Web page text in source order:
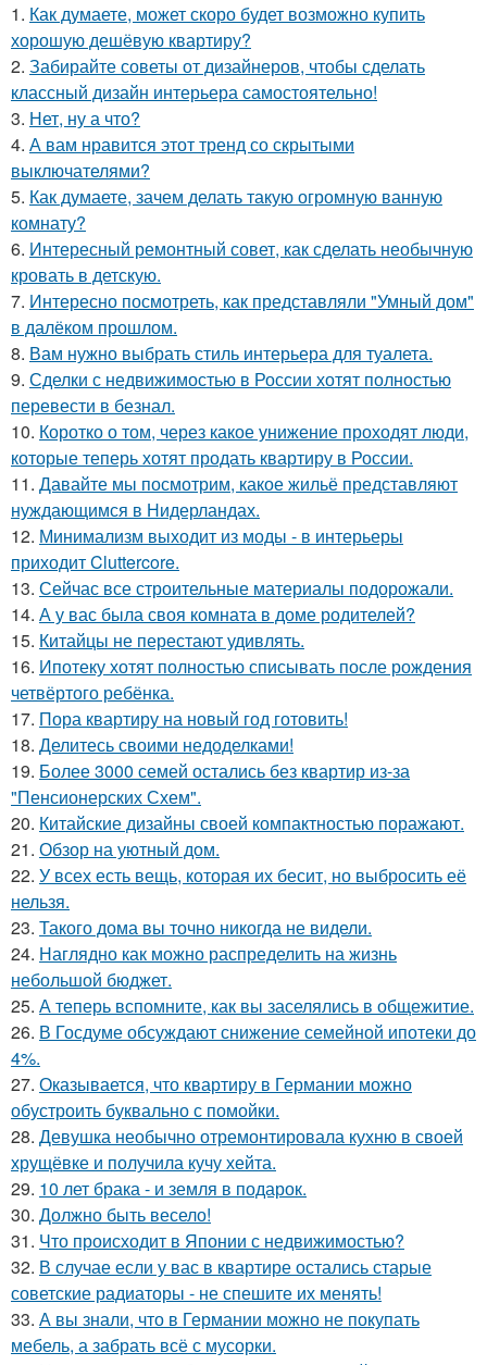
1. Как думаете, может скоро будет возможно купить
хорошую дешёвую квартиру?
2. Забирайте советы от дизайнеров, чтобы сделать
классный дизайн интерьера самостоятельно!
3. Нет, ну а что?
4. А вам нравится этот тренд со скрытыми
выключателями?
5. Как думаете, зачем делать такую огромную ванную
комнату?
6. Интересный ремонтный совет, как сделать необычную
кровать в детскую.
7. Интересно посмотреть, как представляли "Умный дом"
в далёком прошлом.
8. Вам нужно выбрать стиль интерьера для туалета.
9. Сделки с недвижимостью в России хотят полностью
перевести в безнал.
10. Коротко о том, через какое унижение проходят люди,
которые теперь хотят продать квартиру в России.
11. Давайте мы посмотрим, какое жильё представляют
нуждающимся в Нидерландах.
12. Минимализм выходит из моды - в интерьеры
приходит Cluttercore.
13. Сейчас все строительные материалы подорожали.
14. А у вас была своя комната в доме родителей?
15. Китайцы не перестают удивлять.
16. Ипотеку хотят полностью списывать после рождения
четвёртого ребёнка.
17. Пора квартиру на новый год готовить!
18. Делитесь своими недоделками!
19. Более 3000 семей остались без квартир из-за
"Пенсионерских Схем".
20. Китайские дизайны своей компактностью поражают.
21. Обзор на уютный дом.
22. У всех есть вещь, которая их бесит, но выбросить её
нельзя.
23. Такого дома вы точно никогда не видели.
24. Наглядно как можно распределить на жизнь
небольшой бюджет.
25. А теперь вспомните, как вы заселялись в общежитие.
26. В Госдуме обсуждают снижение семейной ипотеки до
4%.
27. Оказывается, что квартиру в Германии можно
обустроить буквально с помойки.
28. Девушка необычно отремонтировала кухню в своей
хрущёвке и получила кучу хейта.
29. 10 лет брака - и земля в подарок.
30. Должно быть весело!
31. Что происходит в Японии с недвижимостью?
32. В случае если у вас в квартире остались старые
советские радиаторы - не спешите их менять!
33. А вы знали, что в Германии можно не покупать
мебель, а забрать всё с мусорки.